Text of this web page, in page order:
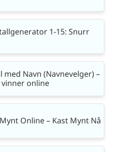
1-15: Snurr
med Navn (Navnevelger) –
vinner online
Online – Kast Mynt Nå